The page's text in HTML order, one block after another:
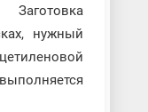
Заготовка
нужный